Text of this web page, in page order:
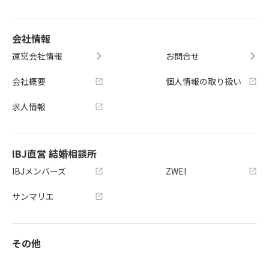
会社情報
運営会社情報
会社概要
求人情報
お問合せ
個人情報の取り扱い
IBJ直営 結婚相談所
IBJメンバーズ
サンマリエ
ZWEI
その他